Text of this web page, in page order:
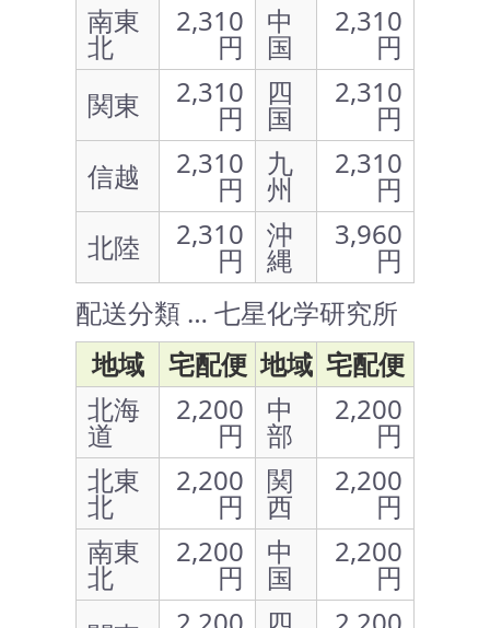
南東
北
2,310
円
中
国
2,310
円
関東
2,310
円
四
国
2,310
円
信越
2,310
円
九
州
2,310
円
北陸
2,310
円
沖
縄
3,960
円
配送分類 … 七星化学研究所
地域
宅配便 地域 宅配便
北海
道
2,200
円
中
部
2,200
円
北東
北
2,200
円
関
西
2,200
円
南東
北
2,200
円
中
国
2,200
円